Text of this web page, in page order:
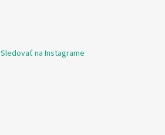
Sledovať na Instagrame